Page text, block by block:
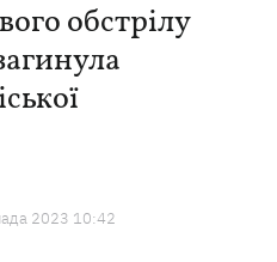
обстрілу
2023 10:42